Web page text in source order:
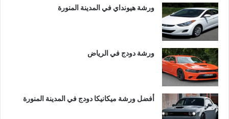
ورشة هيونداي في المدينة المنورة
ورشة دودج في الرياض
أفضل ورشة ميكانيكا دودج في المدينة المنورة